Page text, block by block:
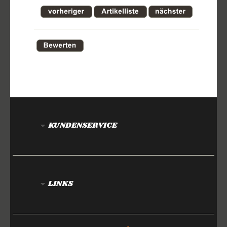
KUNDENSERVICE
LINKS